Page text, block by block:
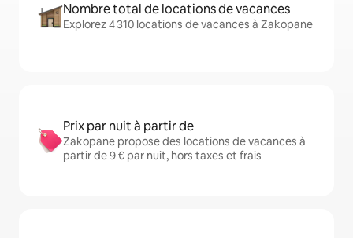
Nombre total de locations de vacances
Explorez 4 310 locations de vacances à Zakopane
Prix par nuit à partir de
Zakopane propose des locations de vacances à
partir de 9 € par nuit, hors taxes et frais